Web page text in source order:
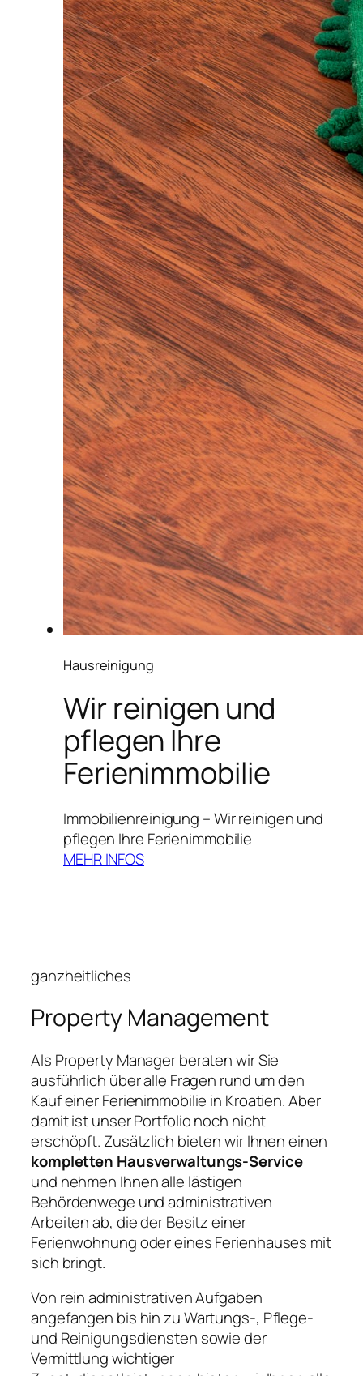
Hausreinigung
Wir reinigen und
pflegen Ihre
Ferienimmobilie
Immobilienreinigung – Wir reinigen und
pflegen Ihre Ferienimmobilie
MEHR INFOS
ganzheitliches
Property Management
Als Property Manager beraten wir Sie
ausführlich über alle Fragen rund um den
Kauf einer Ferienimmobilie in Kroatien. Aber
damit ist unser Portfolio noch nicht
erschöpft. Zusätzlich bieten wir Ihnen einen
kompletten Hausverwaltungs-Service
und nehmen Ihnen alle lästigen
Behördenwege und administrativen
Arbeiten ab, die der Besitz einer
Ferienwohnung oder eines Ferienhauses mit
sich bringt.
Von rein administrativen Aufgaben
angefangen bis hin zu Wartungs-, Pflege-
und Reinigungsdiensten sowie der
Vermittlung wichtiger